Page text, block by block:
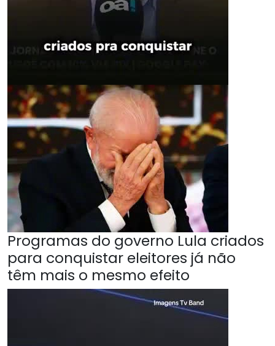
Programas do governo Lula criados
para conquistar eleitores já não
têm mais o mesmo efeito